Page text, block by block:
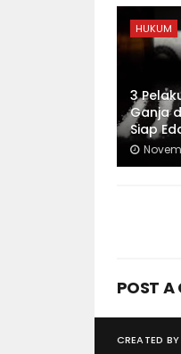
HUKUM
3
Ganja
Siap
POST A
CREATED BY